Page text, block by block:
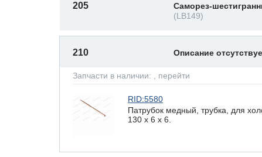
205
Саморез-
(LB149)
210 Описание
Запчасти в наличии: , перейти
RID:5580
Патрубок медный, трубка, для
130 x 6 х 6.